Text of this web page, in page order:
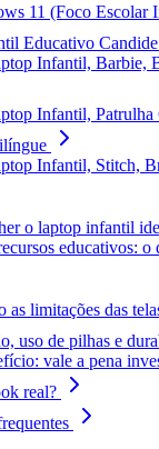
11 (Foco Escolar
Educativo
Infantil, Barbie,
Infantil,
Infantil, Stitch,
o laptop infantil
educativos: o
as limitações das
uso de pilhas e
vale a pena
real?